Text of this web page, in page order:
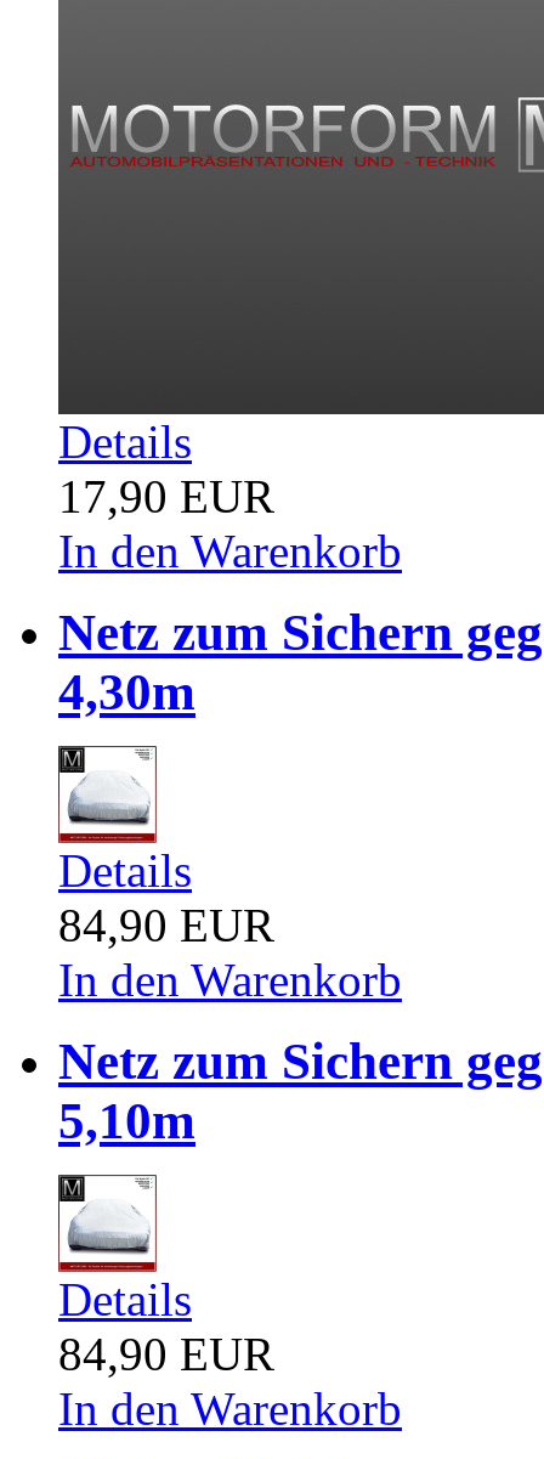
Details
17,90 EUR
In den Warenkorb
Netz zum Sichern
4,30m
Details
84,90 EUR
In den Warenkorb
Netz zum Sichern
5,10m
Details
84,90 EUR
In den Warenkorb